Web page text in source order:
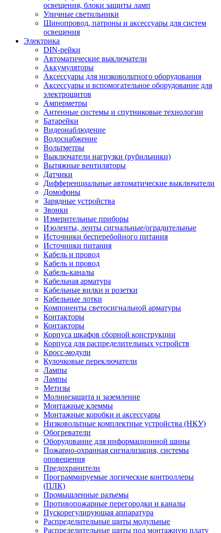
освещения, блоки защиты ламп
Уличные светильники
Шинопровод, патроны и аксессуары для систем
освещения
Электрика
DIN-рейки
Автоматические выключатели
Аккумуляторы
Аксессуары для низковольтного оборудования
Аксессуары и вспомогательное оборудование для
электрощитов
Амперметры
Антенные системы и спутниковые технологии
Батарейки
Видеонаблюдение
Водоснабжение
Вольтметры
Выключатели нагрузки (рубильники)
Вытяжные вентиляторы
Датчики
Дифференциальные автоматические выключатели
Домофоны
Зарядные устройства
Звонки
Измерительные приборы
Изоленты, ленты сигнальные/оградительные
Источники бесперебойного питания
Источники питания
Кабель и провод
Кабель и провод
Кабель-каналы
Кабельная арматура
Кабельные вилки и розетки
Кабельные лотки
Компоненты светосигнальной арматуры
Контакторы
Контакторы
Корпуса шкафов сборной конструкции
Корпуса для распределительных устройств
Кросс-модули
Кулочковые переключатели
Лампы
Лампы
Метизы
Молниезащита и заземление
Монтажные клеммы
Монтажные коробки и аксессуары
Низковольтные комплектные устройства (НКУ)
Обогреватели
Оборудование для информационной шины
Пожарно-охранная сигнализация, системы
оповещения
Предохранители
Программируемые логические контроллеры
(ПЛК)
Промышленные разъемы
Противопожарные перегородки и каналы
Пускорегулирующая аппаратура
Распределительные щиты модульные
Распределительные щиты под монтажную плату